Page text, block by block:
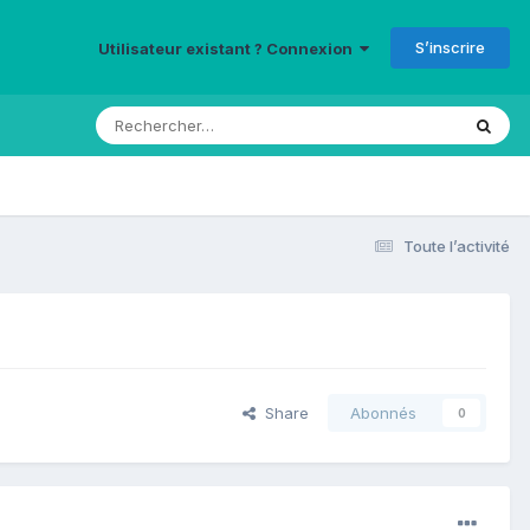
Utilisateur existant ? Connexion S’inscrire
Toute l’activité
Share Abonnés 0